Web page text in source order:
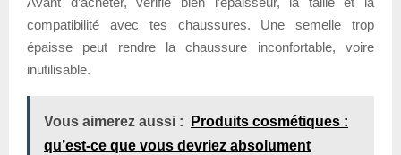
compatibilité avec tes chaussures. Une semelle trop
épaisse peut rendre la chaussure inconfortable, voire
inutilisable.
Vous aimerez aussi :
Produits cosmétiques :
qu’est-ce que vous devriez absolument